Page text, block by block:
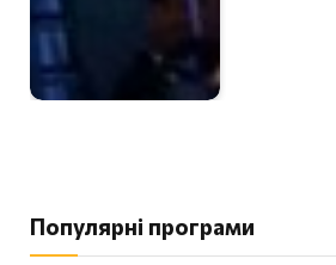
Популярні програми